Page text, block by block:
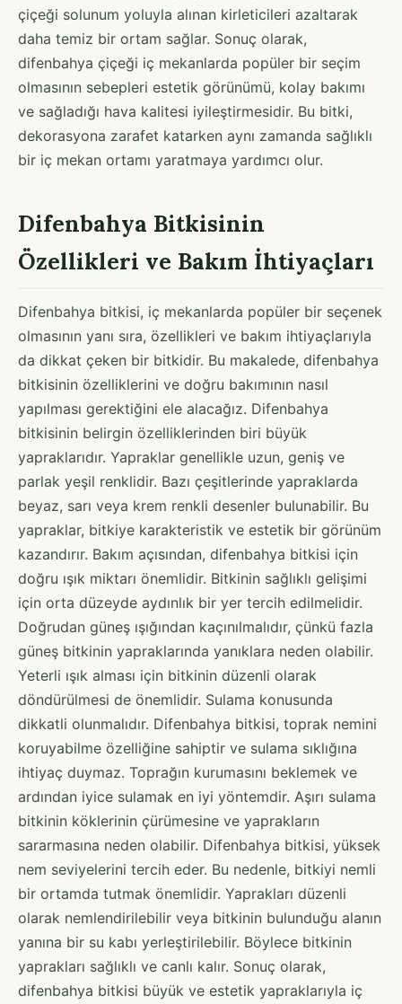
çiçeği solunum yoluyla alınan kirleticileri azaltarak
daha temiz bir ortam sağlar. Sonuç olarak,
difenbahya çiçeği iç mekanlarda popüler bir seçim
olmasının sebepleri estetik görünümü, kolay bakımı
ve sağladığı hava kalitesi iyileştirmesidir. Bu bitki,
dekorasyona zarafet katarken aynı zamanda sağlıklı
bir iç mekan ortamı yaratmaya yardımcı olur.
Difenbahya Bitkisinin
Özellikleri ve Bakım İhtiyaçları
Difenbahya bitkisi, iç mekanlarda popüler bir seçenek
olmasının yanı sıra, özellikleri ve bakım ihtiyaçlarıyla
da dikkat çeken bir bitkidir. Bu makalede, difenbahya
bitkisinin özelliklerini ve doğru bakımının nasıl
yapılması gerektiğini ele alacağız. Difenbahya
bitkisinin belirgin özelliklerinden biri büyük
yapraklarıdır. Yapraklar genellikle uzun, geniş ve
parlak yeşil renklidir. Bazı çeşitlerinde yapraklarda
beyaz, sarı veya krem renkli desenler bulunabilir. Bu
yapraklar, bitkiye karakteristik ve estetik bir görünüm
kazandırır. Bakım açısından, difenbahya bitkisi için
doğru ışık miktarı önemlidir. Bitkinin sağlıklı gelişimi
için orta düzeyde aydınlık bir yer tercih edilmelidir.
Doğrudan güneş ışığından kaçınılmalıdır, çünkü fazla
güneş bitkinin yapraklarında yanıklara neden olabilir.
Yeterli ışık alması için bitkinin düzenli olarak
döndürülmesi de önemlidir. Sulama konusunda
dikkatli olunmalıdır. Difenbahya bitkisi, toprak nemini
koruyabilme özelliğine sahiptir ve sulama sıklığına
ihtiyaç duymaz. Toprağın kurumasını beklemek ve
ardından iyice sulamak en iyi yöntemdir. Aşırı sulama
bitkinin köklerinin çürümesine ve yaprakların
sararmasına neden olabilir. Difenbahya bitkisi, yüksek
nem seviyelerini tercih eder. Bu nedenle, bitkiyi nemli
bir ortamda tutmak önemlidir. Yaprakları düzenli
olarak nemlendirilebilir veya bitkinin bulunduğu alanın
yanına bir su kabı yerleştirilebilir. Böylece bitkinin
yaprakları sağlıklı ve canlı kalır. Sonuç olarak,
difenbahya bitkisi büyük ve estetik yapraklarıyla iç